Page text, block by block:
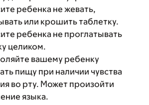
ребенка не жевать,
или крошить таблетку.
ребенка не проглатывать
целиком.
вашему ребенку
пищу при наличии чувства
во рту. Может произойти
языка.